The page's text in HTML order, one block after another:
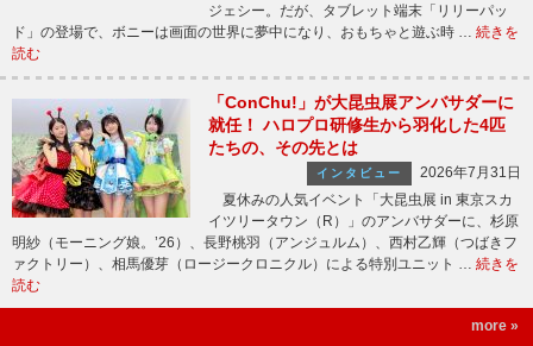
ジェシー。だが、タブレット端末「リリーパッ
ド」の登場で、ボニーは画面の世界に夢中になり、おもちゃと遊ぶ時 … 続きを
読む
「ConChu!」が大昆虫展アンバサダーに
就任！ ハロプロ研修生から羽化した4匹
たちの、その先とは
インタビュー
2026年7月31日
夏休みの人気イベント「大昆虫展 in 東京スカ
イツリータウン（R）」のアンバサダーに、杉原
明紗（モーニング娘。’26）、長野桃羽（アンジュルム）、西村乙輝（つばきフ
ァクトリー）、相馬優芽（ロージークロニクル）による特別ユニット … 続きを
読む
more »